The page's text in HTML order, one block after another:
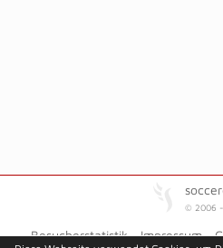
© 2006
Besucherstatistik Impressum